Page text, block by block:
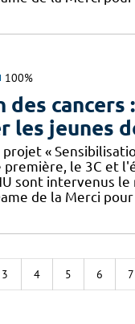
100%
cancers :
les jeunes
projet «
première, le 3C et
sont intervenus le
de la Merci
3 4 5 6 7